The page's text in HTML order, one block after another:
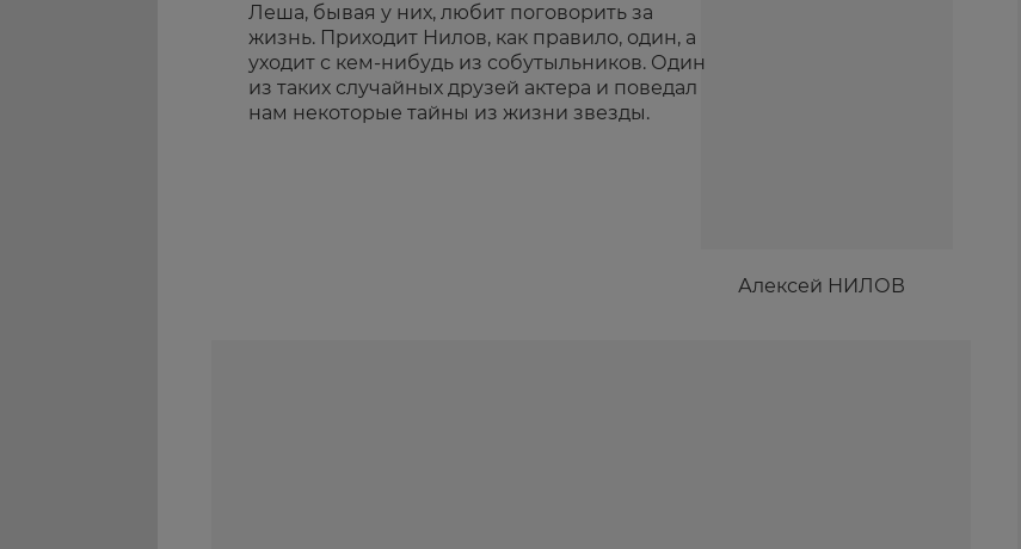
Алексей НИЛОВ
Леша, бывая у них, любит поговорить за
жизнь. Приходит Нилов, как правило, один, а
уходит с кем-нибудь из собутыльников. Один
из таких случайных друзей актера и поведал
нам некоторые тайны из жизни звезды.